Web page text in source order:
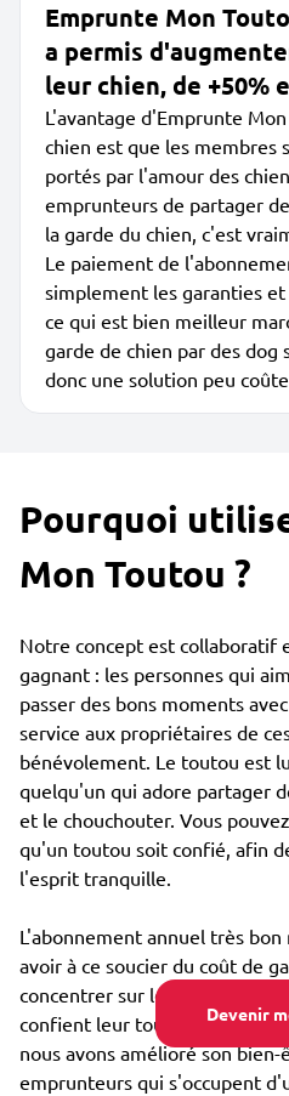
Devenir
Emprunte Mon
a permis
leur chien, de +50%
L'avantage d'Emprunte
chien est que les membres
portés par l'amour des
emprunteurs de partager
la garde du chien, c'est
Le paiement de
simplement les garanties
ce qui est bien meilleur
garde de chien par des dog
donc une solution peu
Pourquoi
Mon Toutou ?
Notre concept est collaboratif
gagnant : les personnes qui
passer des bons moments
service aux propriétaires de
bénévolement. Le toutou est
quelqu'un qui adore partager
et le chouchouter. Vous
qu'un toutou soit confié, afin
l'esprit tranquille.
L'abonnement annuel très
avoir à ce soucier du coût de
concentrer sur le bien-être :
confient leur toutou par
nous avons amélioré son
emprunteurs qui s'occupent